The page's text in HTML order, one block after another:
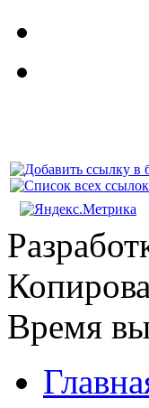
Время